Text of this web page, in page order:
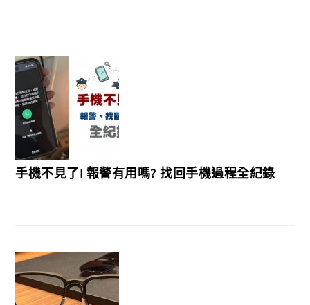
手機不見了! 報警有用嗎? 找回手機過程全紀錄